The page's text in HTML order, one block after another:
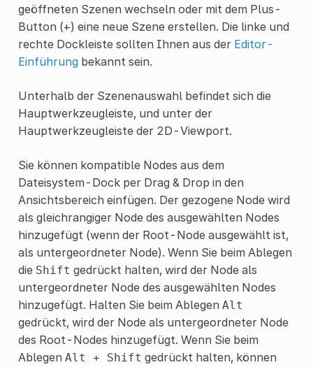
geöffneten Szenen wechseln oder mit dem Plus-
Button (+) eine neue Szene erstellen. Die linke und
rechte Dockleiste sollten Ihnen aus der Editor-
Einführungbekannt sein.
Unterhalb der Szenenauswahl befindet sich die
Hauptwerkzeugleiste, und unter der
Hauptwerkzeugleiste der 2D-Viewport.
Sie können kompatible Nodes aus dem
Dateisystem-Dock per Drag & Drop in den
Ansichtsbereich einfügen. Der gezogene Node wird
als gleichrangiger Node des ausgewählten Nodes
hinzugefügt (wenn der Root-Node ausgewählt ist,
als untergeordneter Node). Wenn Sie beim Ablegen
die Shift gedrückt halten, wird der Node als
untergeordneter Node des ausgewählten Nodes
hinzugefügt. Halten Sie beim Ablegen Alt
gedrückt, wird der Node als untergeordneter Node
des Root-Nodes hinzugefügt. Wenn Sie beim
Ablegen Alt + Shift gedrückt halten, können